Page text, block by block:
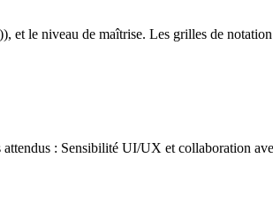
et le niveau de maîtrise. Les grilles de
: Sensibilité UI/UX et collaboration